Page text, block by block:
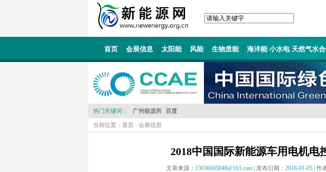
首页 会展信息 太阳能 风能 生物质能 海洋能 小水电 天然气水
热门关键词： 广州能源所 百度
当前位置： 首页 - 会展信息
2018中国国际新能源车用电机电
文章来源： 13636695048@163.com | 发布日期： 2018-01-05 | 作